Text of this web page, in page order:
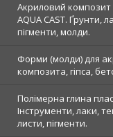
Акриловий композит
AQUA CAST. Ґрунти,
пігменти, молди.
Форми (молди) для
композита, гіпса,
Полімерна глина
Інструменти, лаки,
листи, пігменти.